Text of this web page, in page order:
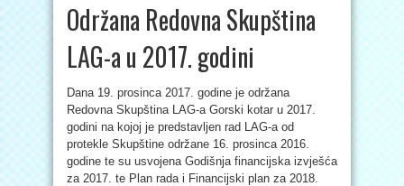
Održana Redovna Skupština
LAG-a u 2017. godini
Dana 19. prosinca 2017. godine je održana
Redovna Skupština LAG-a Gorski kotar u 2017.
godini na kojoj je predstavljen rad LAG-a od
protekle Skupštine održane 16. prosinca 2016.
godine te su usvojena Godišnja financijska izvješća
za 2017. te Plan rada i Financijski plan za 2018.